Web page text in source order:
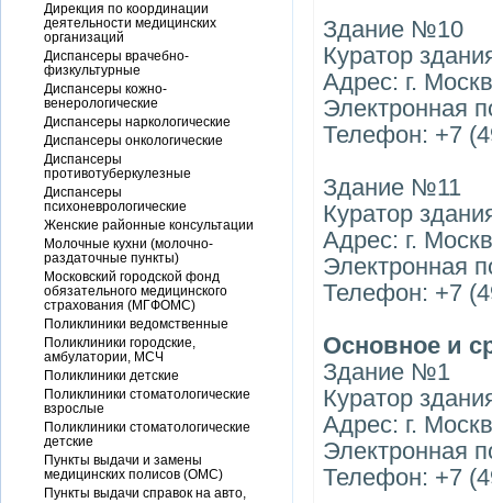
Здание №10
Куратор
Адрес: г.
Электронная
Телефон: +7
Здание №11
Куратор
Адрес: г.
Электронная
Телефон: +7
Основное и
Здание №1
Куратор
Адрес: г.
Электронная
Телефон: +7
Дирекция по координации
деятельности медицинских
организаций
Диспансеры врачебно-
физкультурные
Диспансеры кожно-
венерологические
Диспансеры наркологические
Диспансеры онкологические
Диспансеры
противотуберкулезные
Диспансеры
психоневрологические
Женские районные консультации
Молочные кухни (молочно-
раздаточные пункты)
Московский городской фонд
обязательного медицинского
страхования (МГФОМС)
Поликлиники ведомственные
Поликлиники городские,
амбулатории, МСЧ
Поликлиники детские
Поликлиники стоматологические
взрослые
Поликлиники стоматологические
детские
Пункты выдачи и замены
медицинских полисов (ОМС)
Пункты выдачи справок на авто,